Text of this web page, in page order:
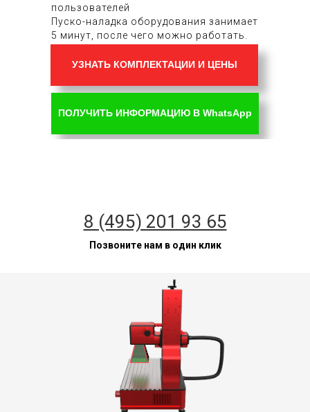
пользователей
Пуско-наладка оборудования занимает
5 минут, после чего можно работать.
УЗНАТЬ КОМПЛЕКТАЦИИ И ЦЕНЫ
ПОЛУЧИТЬ ИНФОРМАЦИЮ В WhatsApp
8 (495) 201 93 65
Позвоните нам в один клик